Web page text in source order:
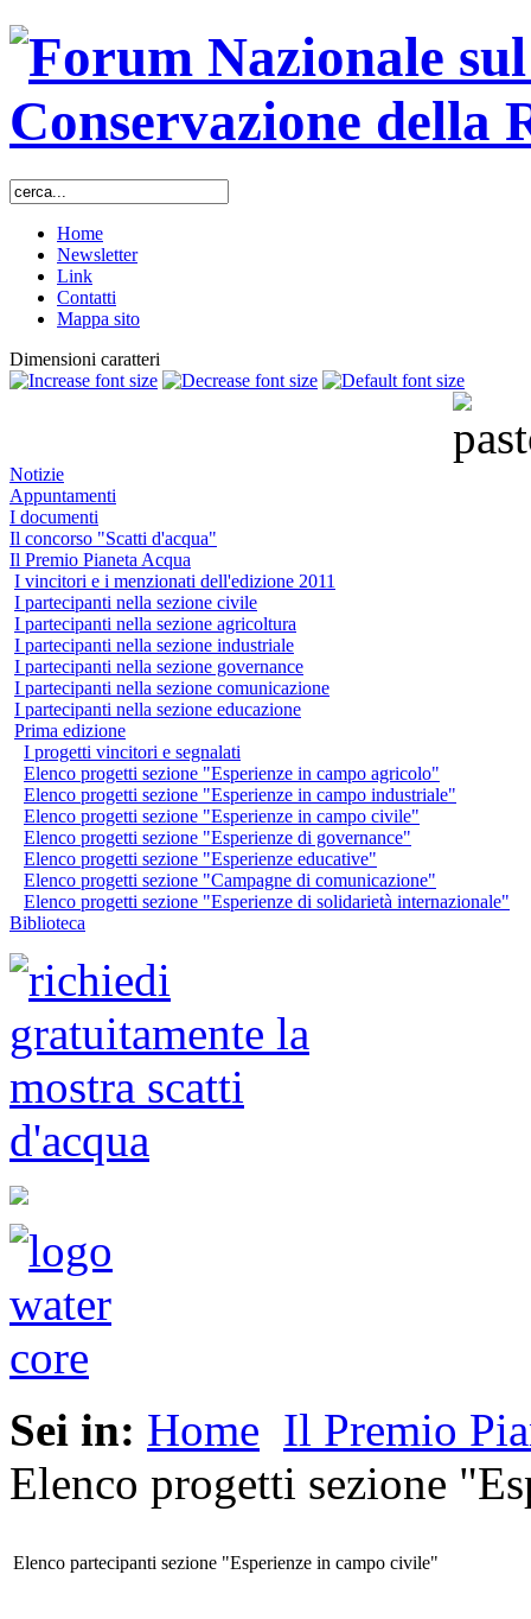
Home
Newsletter
Link
Contatti
Mappa sito
Dimensioni caratteri
Notizie
Appuntamenti
I documenti
Il concorso "Scatti d'acqua"
Il Premio Pianeta Acqua
I vincitori e i menzionati dell'edizione 2011
I partecipanti nella sezione civile
I partecipanti nella sezione agricoltura
I partecipanti nella sezione industriale
I partecipanti nella sezione governance
I partecipanti nella sezione comunicazione
I partecipanti nella sezione educazione
Prima edizione
I progetti vincitori e segnalati
Elenco progetti sezione "Esperienze in campo agricolo"
Elenco progetti sezione "Esperienze in campo industriale"
Elenco progetti sezione "Esperienze in campo civile"
Elenco progetti sezione "Esperienze di governance"
Elenco progetti sezione "Esperienze educative"
Elenco progetti sezione "Campagne di comunicazione"
Elenco progetti sezione "Esperienze di solidarietà internazionale"
Biblioteca
Sei in: Home Il Premio
Elenco progetti sezione
Elenco partecipanti sezione "Esperienze in campo civile"